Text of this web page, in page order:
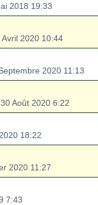
2018 19:33
2020 10:44
2020 11:13
Août 2020 6:22
18:22
2020 11:27
7:43